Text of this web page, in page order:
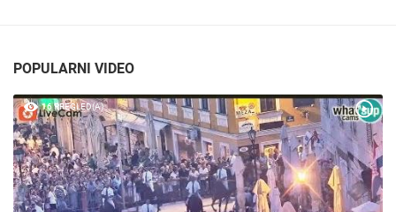
POPULARNI VIDEO
16 PREGLED(A)